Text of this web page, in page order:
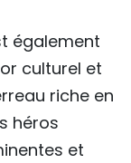
également
culturel et
riche en
héros
et